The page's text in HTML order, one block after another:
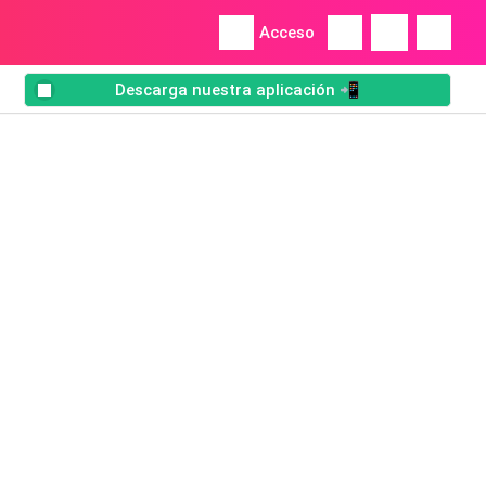
Acceso
Descarga nuestra aplicación 📲